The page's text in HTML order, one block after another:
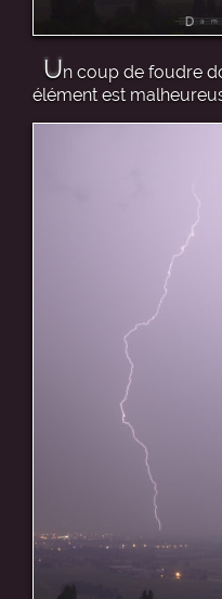
Un coup de foudre
élément est